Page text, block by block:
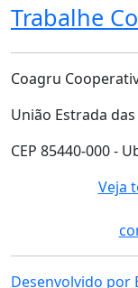
Trabalhe
Coagru
União Estrada
CEP 85440-000 -
Veja
Desenvolvido por